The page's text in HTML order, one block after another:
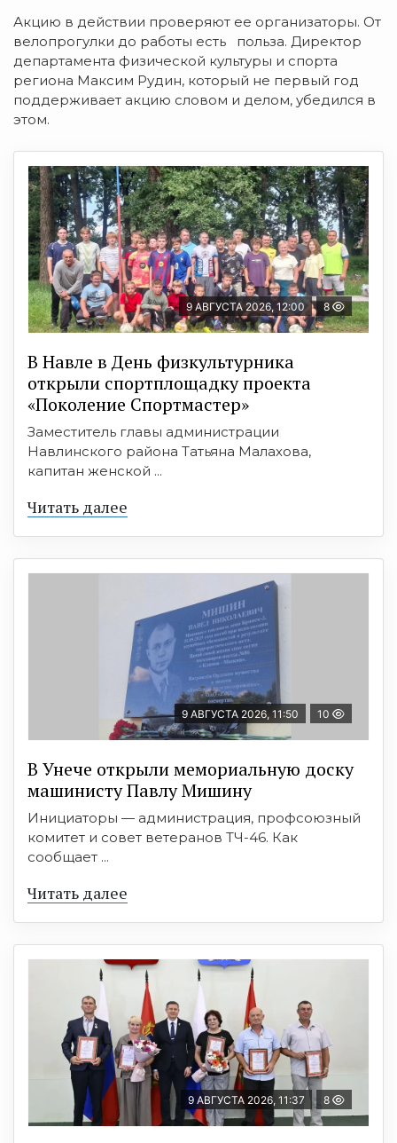
Акцию в действии проверяют ее организаторы. От
велопрогулки до работы есть польза. Директор
департамента физической культуры и спорта
региона Максим Рудин, который не первый год
поддерживает акцию словом и делом, убедился в
этом.
9 АВГУСТА 2026, 12:00 8
В Навле в День физкультурника
открыли спортплощадку проекта
«Поколение Спортмастер»
Заместитель главы администрации
Навлинского района Татьяна Малахова,
капитан женской ...
Читать далее
9 АВГУСТА 2026, 11:50 10
В Унече открыли мемориальную доску
машинисту Павлу Мишину
Инициаторы — администрация, профсоюзный
комитет и совет ветеранов ТЧ-46. Как
сообщает ...
Читать далее
9 АВГУСТА 2026, 11:37 8